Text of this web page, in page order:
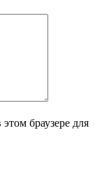
браузере для